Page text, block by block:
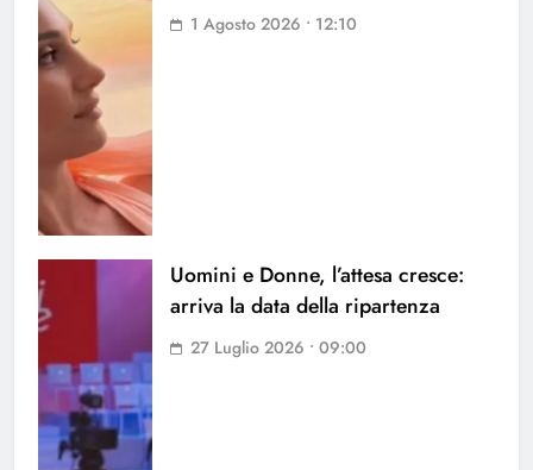
1 Agosto 2026 • 12:10
Uomini e Donne, l’attesa cresce:
arriva la data della ripartenza
27 Luglio 2026 • 09:00